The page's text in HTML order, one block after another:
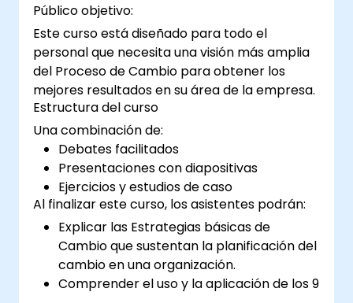
Público objetivo:
Este curso está diseñado para todo el
personal que necesita una visión más amplia
del Proceso de Cambio para obtener los
mejores resultados en su área de la empresa.
Estructura del curso
Una combinación de:
Debates facilitados
Presentaciones con diapositivas
Ejercicios y estudios de caso
Al finalizar este curso, los asistentes podrán:
Explicar las Estrategias básicas de
Cambio que sustentan la planificación del
cambio en una organización.
Comprender el uso y la aplicación de los 9